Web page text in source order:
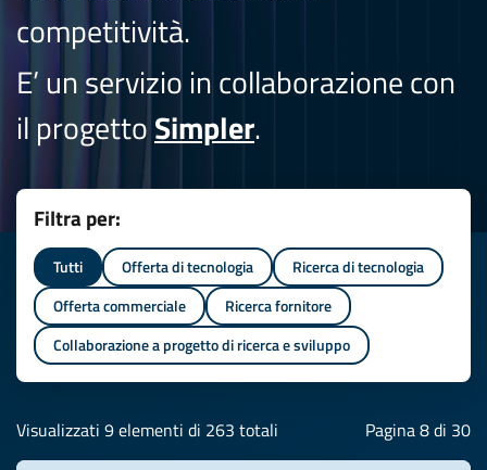
competitività.
E’ un servizio in collaborazione con
il progettoSimpler.
Filtra per:
Tutti Offerta di tecnologia
Ricerca di tecnologia
Offerta commerciale
Ricerca fornitore
Collaborazione a progetto di ricerca e sviluppo
Visualizzati 9 elementi di 263 totali Pagina 8 di 30